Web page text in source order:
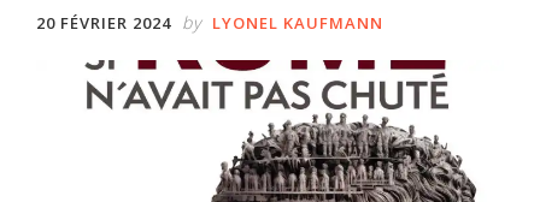
20 FÉVRIER 2024 by LYONEL KAUFMANN